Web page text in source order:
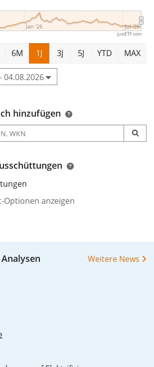
Jan '26 Jul '26
justETF.com
6M 1J 3J 5J YTD MAX
04.08.2026
hinzufügen
Optionen anzeigen
Weitere News